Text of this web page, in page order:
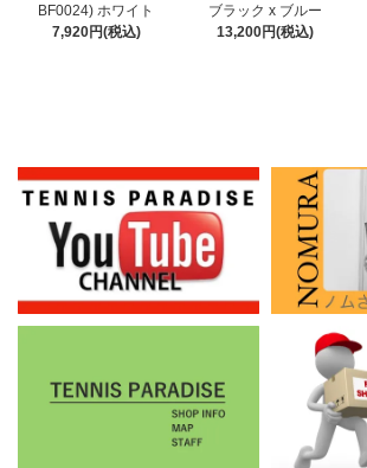
BF0024) ホワイト
7,920円(税込)
ブラック x ブルー
13,200円(税込)